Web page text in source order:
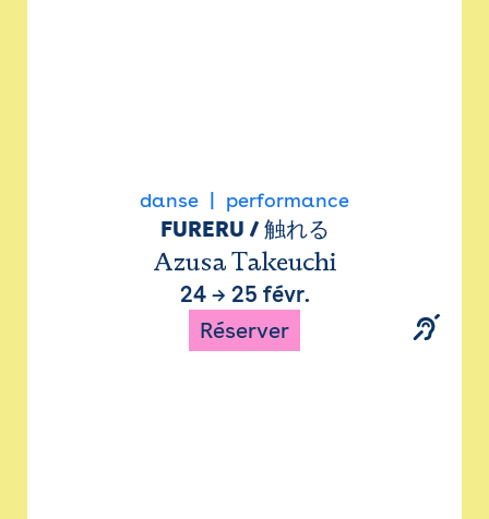
danse performance
FURERU / 触れる
Azusa Takeuchi
24→ 25 févr.
Réserver